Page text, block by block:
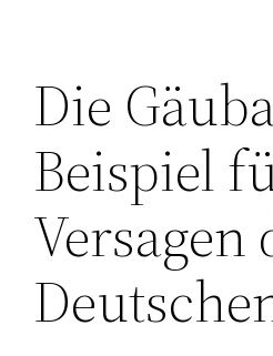
Die
Beispiel
Versagen